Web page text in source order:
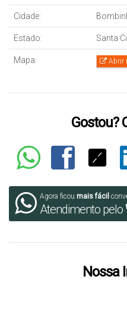
Cidade:
Estado: Santa
Mapa: Abrir
Gostou?
Agora ficou mais fácil
Atendimento pelo
Nossa